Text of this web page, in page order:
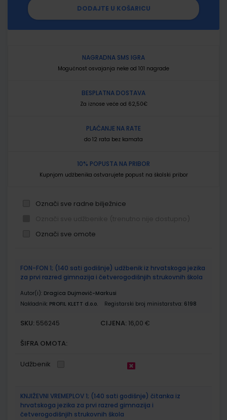
DODAJTE U KOŠARICU
NAGRADNA SMS IGRA
Mogućnost osvajanja neke od 101 nagrade
BESPLATNA DOSTAVA
Za iznose veće od 62,50€
PLAĆANJE NA RATE
do 12 rata bez kamata
10% POPUSTA NA PRIBOR
Kupnjom udžbenika ostvarujete popust na školski pribor
Označi sve radne bilježnice
Označi sve omote
proizvodi
FON-FON 1; (140 sati godišnje) udžbenik iz hrvatskoga jezika
za prvi razred gimnazija i četverogodišnjih strukovnih škola
Autor(i): Dragica Dujmović-Markusi
Nakladnik: PROFIL KLETT d.o.o. Registarski broj ministarstva: 6198
SKU: 556245 CIJENA: 16,00 €
ŠIFRA OMOTA:
Udžbenik
KNJIŽEVNI VREMEPLOV 1; (140 sati godišnje) čitanka iz
hrvatskoga jezika za prvi razred gimnazija i
četverogodišnjih strukovnih škola